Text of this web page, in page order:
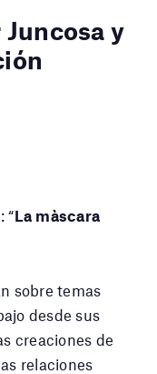
y
“La màscara
sobre temas
desde sus
creaciones de
relaciones